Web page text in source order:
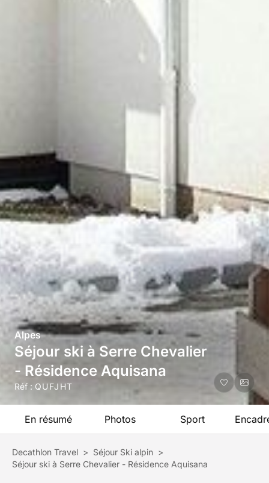
Alpes
Séjour ski à Serre Chevalier
- Résidence Aquisana
Réf : QUFJHT
En résumé Photos Sport
Decathlon Travel > Séjour Ski alpin >
Séjour ski à Serre Chevalier - Résidence Aquisana